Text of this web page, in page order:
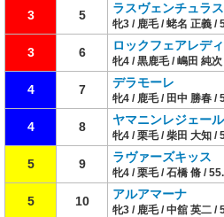
3 5 ラスヴェンチュラス
牝3 / 鹿毛 / 蛯名 正義 /
3 6 ロックフェアレディ
牝4 / 黒鹿毛 / 嶋田 純
4 7 デラモーレ
牝4 / 鹿毛 / 田中 勝春 /
4 8 ヤマニンレジェール
牝4 / 栗毛 / 柴田 大知 /
5 9 ラヴァーズキッス
牝4 / 栗毛 / 石橋 脩 /
5 10 アルアマーナ
牝3 / 鹿毛 / 中舘 英二 /